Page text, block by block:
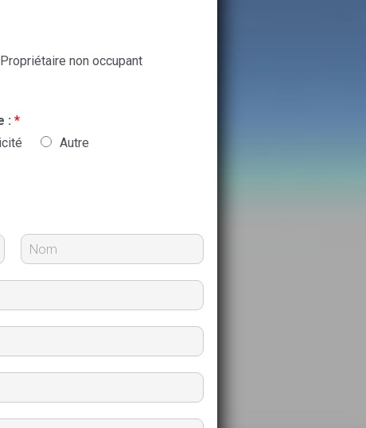
Propriétaire non occupant
: *
Autre